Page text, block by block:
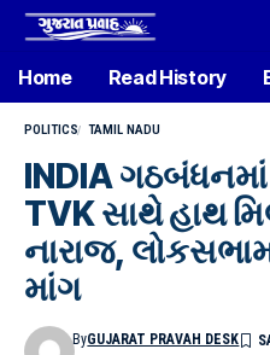
Home Read History
POLITICS TAMIL NADU
INDIA
TVK સાથે હાથ
નારાજ,
માંગ
ByGUJARAT PRAVAH DESK